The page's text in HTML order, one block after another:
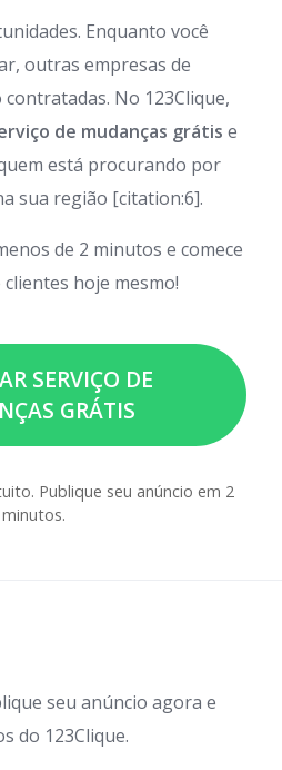
Enquanto você
outras empresas de
No 123Clique,
de mudanças grátis e
está procurando por
sua região [citation:6].
de 2 minutos e comece
hoje mesmo!
SERVIÇO DE
GRÁTIS
Publique seu anúncio em 2
minutos.
seu anúncio agora e
do 123Clique.